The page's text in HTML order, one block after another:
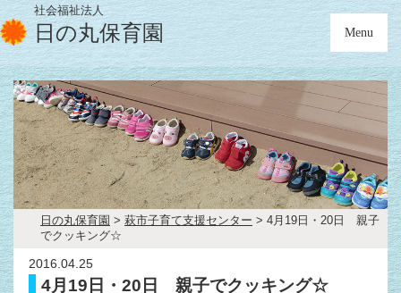
社会福祉法人
日の丸保育園 Menu
日の丸保育園 > 萩市子育て支援センター > 4月19日・20日 親子
でクッキング☆
2016.04.25
4月19日・20日 親子でクッキング☆